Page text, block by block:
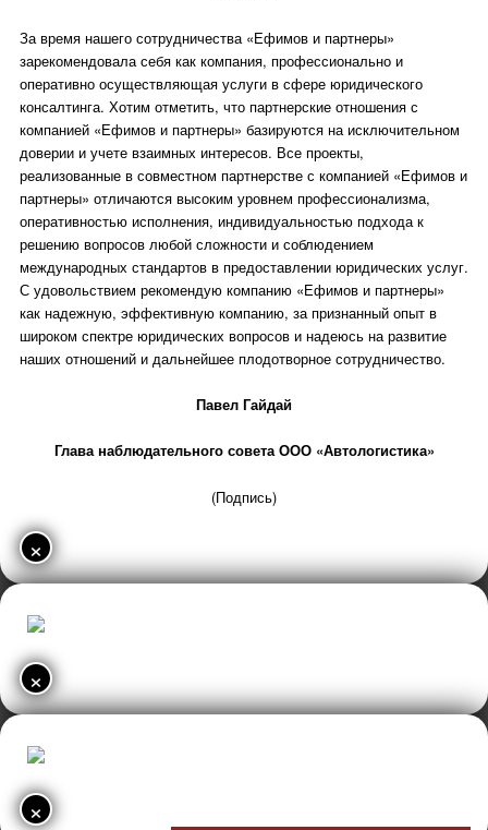
За время нашего сотрудничества «Ефимов и партнеры»
зарекомендовала себя как компания, профессионально и
оперативно осуществляющая услуги в сфере юридического
консалтинга. Хотим отметить, что партнерские отношения с
компанией «Ефимов и партнеры» базируются на исключительном
доверии и учете взаимных интересов. Все проекты,
реализованные в совместном партнерстве с компанией «Ефимов и
партнеры» отличаются высоким уровнем профессионализма,
оперативностью исполнения, индивидуальностью подхода к
решению вопросов любой сложности и соблюдением
международных стандартов в предоставлении юридических услуг.
С удовольствием рекомендую компанию «Ефимов и партнеры»
как надежную, эффективную компанию, за признанный опыт в
широком спектре юридических вопросов и надеюсь на развитие
наших отношений и дальнейшее плодотворное сотрудничество.
Павел Гайдай
Глава наблюдательного совета ООО «Автологистика»
(Подпись)
×
×
×